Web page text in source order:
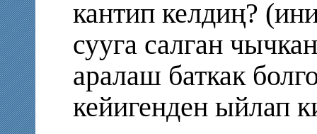
кантип келдиң?
сууга салган
аралаш баткак
кейигенден ыйлап